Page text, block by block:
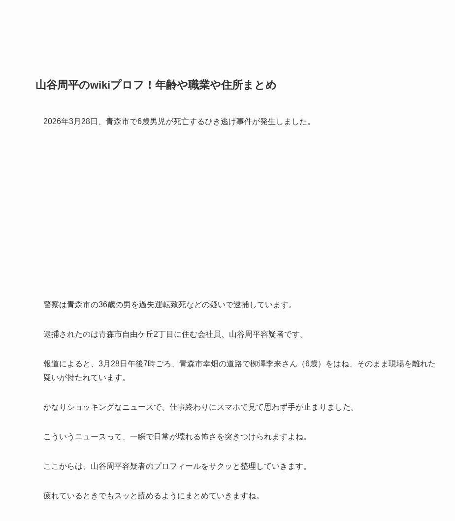
山谷周平のwikiプロフ！年齢や職業や住所まとめ
2026年3月28日、青森市で6歳男児が死亡するひき逃げ事件が発生しました。
警察は青森市の36歳の男を過失運転致死などの疑いで逮捕しています。
逮捕されたのは青森市自由ケ丘2丁目に住む会社員、山谷周平容疑者です。
報道によると、3月28日午後7時ごろ、青森市幸畑の道路で栁澤李来さん（6歳）をはね、そのまま現場を離れた
疑いが持たれています。
かなりショッキングなニュースで、仕事終わりにスマホで見て思わず手が止まりました。
こういうニュースって、一瞬で日常が壊れる怖さを突きつけられますよね。
ここからは、山谷周平容疑者のプロフィールをサクッと整理していきます。
疲れているときでもスッと読めるようにまとめていきますね。